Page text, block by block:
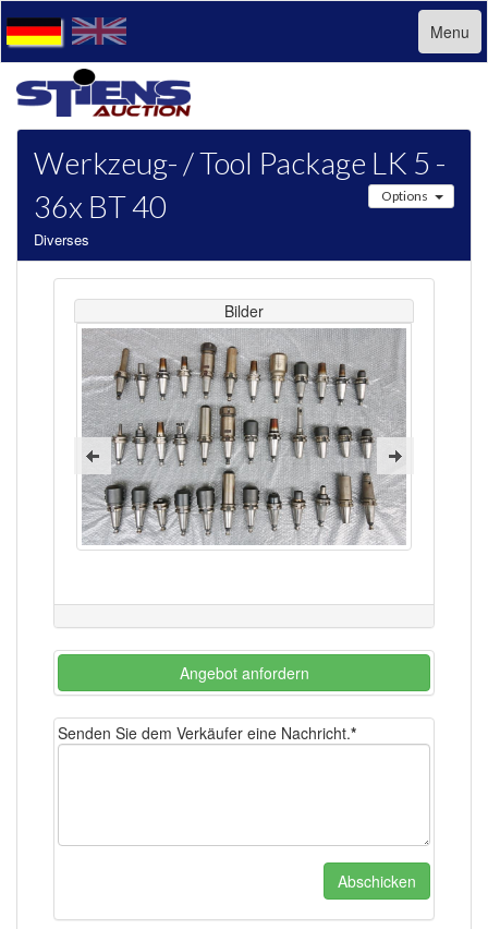
Menu
Werkzeug- / Tool Package LK 5 -
36x BT 40
Options
Diverses
Bilder
Angebot anfordern
Senden Sie dem Verkäufer eine Nachricht.*